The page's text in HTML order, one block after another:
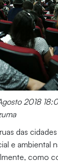
2018
das
e ambiental
como